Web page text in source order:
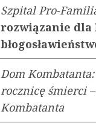
Szpital Pro-
rozwiązanie dla
Dom Kombatanta:
rocznicę śmierci
Kombatanta